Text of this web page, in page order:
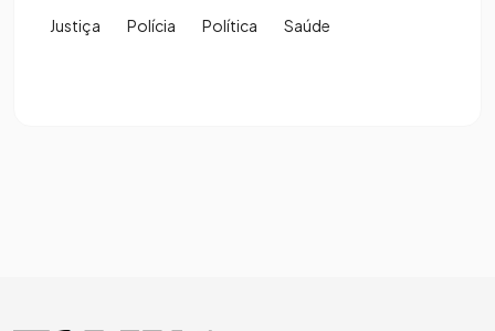
Justiça Polícia Política Saúde